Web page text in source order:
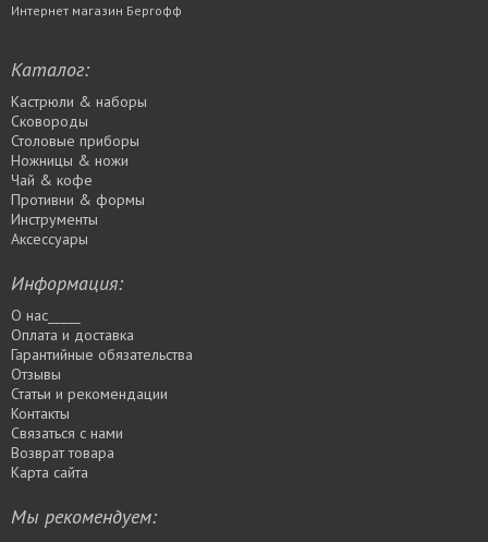
Интернет магазин Бергофф
Каталог:
Кастрюли & наборы
Сковороды
Столовые приборы
Ножницы & ножи
Чай & кофе
Противни & формы
Инструменты
Аксессуары
Информация:
О нас_____
Оплата и доставка
Гарантийные обязательства
Отзывы
Статьи и рекомендации
Контакты
Связаться с нами
Возврат товара
Карта сайта
Мы рекомендуем: